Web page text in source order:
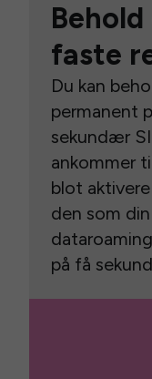
faste
Du kan
permanent
sekundær
ankommer
blot
den som
på få